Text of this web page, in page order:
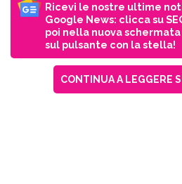
Ricevi le nostre ultime
Google News: clicca su
poi nella nuova
sul pulsante con la stella!
CONTINUA A LEGGERE